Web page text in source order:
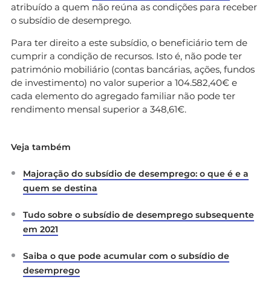
atribuído a quem não reúna as condições para receber
o subsídio de desemprego.
Para ter direito a este subsídio, o beneficiário tem de
cumprir a condição de recursos. Isto é, não pode ter
património mobiliário (contas bancárias, ações, fundos
de investimento) no valor superior a 104.582,40€ e
cada elemento do agregado familiar não pode ter
rendimento mensal superior a 348,61€.
Veja também
Majoração do subsídio de desemprego: o que é e a
quem se destina
Tudo sobre o subsídio de desemprego subsequente
em 2021
Saiba o que pode acumular com o subsídio de
desemprego